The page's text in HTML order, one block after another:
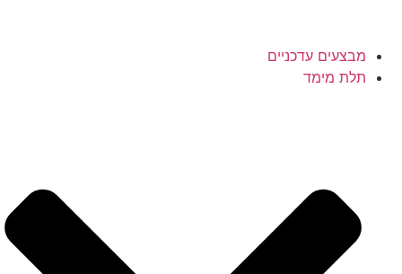
מבצעים עדכניים
תלת מימד